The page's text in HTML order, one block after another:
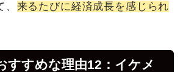
来るたびに経済成長を感じられ
すすめな理由12：イケメ